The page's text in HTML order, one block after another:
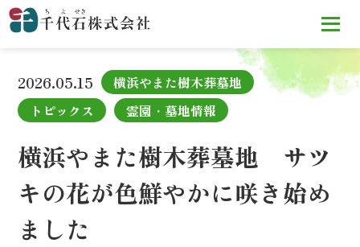
TOP お知らせ
横浜やまた樹木葬墓地 サツキの花が色鮮
やかに咲き始めました
2026.05.15
横浜やまた樹木葬墓地
トピックス
霊園・墓地情報
横浜やまた樹木葬墓地 サツ
キの花が色鮮やかに咲き始め
ました